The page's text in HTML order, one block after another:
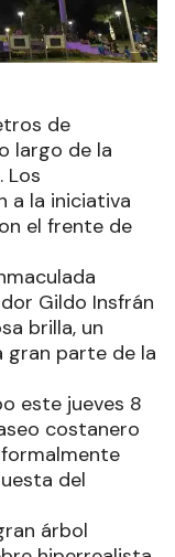
de
largo de la
Los
a la iniciativa
el frente de
Gildo Insfrán
brilla, un
gran parte de la
este jueves 8
costanero
del
árbol